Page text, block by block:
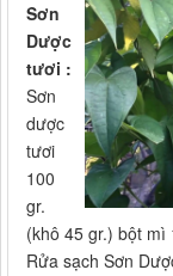
Sơn
Dược
tươi :
Sơn
dược
tươi
100
gr.
(khô 45 gr.) bột
Rửa sạch Sơn